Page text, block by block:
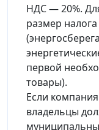
НДС — 20%.
размер
первой
товары).
Если
владельцы